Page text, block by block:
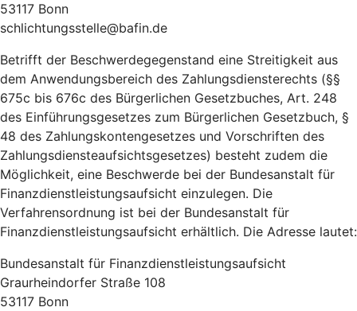
53117 Bonn
schlichtungsstelle@bafin.de
Betrifft der Beschwerdegegenstand eine Streitigkeit aus
dem Anwendungsbereich des Zahlungsdiensterechts (§§
675c bis 676c des Bürgerlichen Gesetzbuches, Art. 248
des Einführungsgesetzes zum Bürgerlichen Gesetzbuch, §
48 des Zahlungskontengesetzes und Vorschriften des
Zahlungsdiensteaufsichtsgesetzes) besteht zudem die
Möglichkeit, eine Beschwerde bei der Bundesanstalt für
Finanzdienstleistungsaufsicht einzulegen. Die
Verfahrensordnung ist bei der Bundesanstalt für
Finanzdienstleistungsaufsicht erhältlich. Die Adresse lautet:
Bundesanstalt für Finanzdienstleistungsaufsicht
Graurheindorfer Straße 108
53117 Bonn